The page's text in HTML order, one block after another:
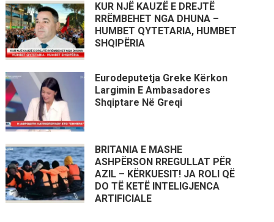
KUR NJË KAUZË E DREJTË
RRËMBEHET NGA DHUNA –
HUMBET QYTETARIA, HUMBET
SHQIPËRIA
Eurodeputetja Greke Kërkon
Largimin E Ambasadores
Shqiptare Në Greqi
BRITANIA E MASHE
ASHPËRSON RREGULLAT PËR
AZIL – KËRKUESIT! JA ROLI QË
DO TË KETË INTELIGJENCA
ARTIFICIALE